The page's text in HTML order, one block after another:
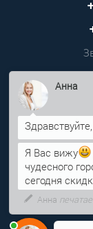
Я Вас вижу
чудесного
сегодня